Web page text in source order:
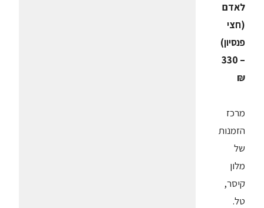
לאדם
(חצי
פנסיון)
– 330
₪
מרכז
הזמנות
של
מלון
קיסר,
טל.